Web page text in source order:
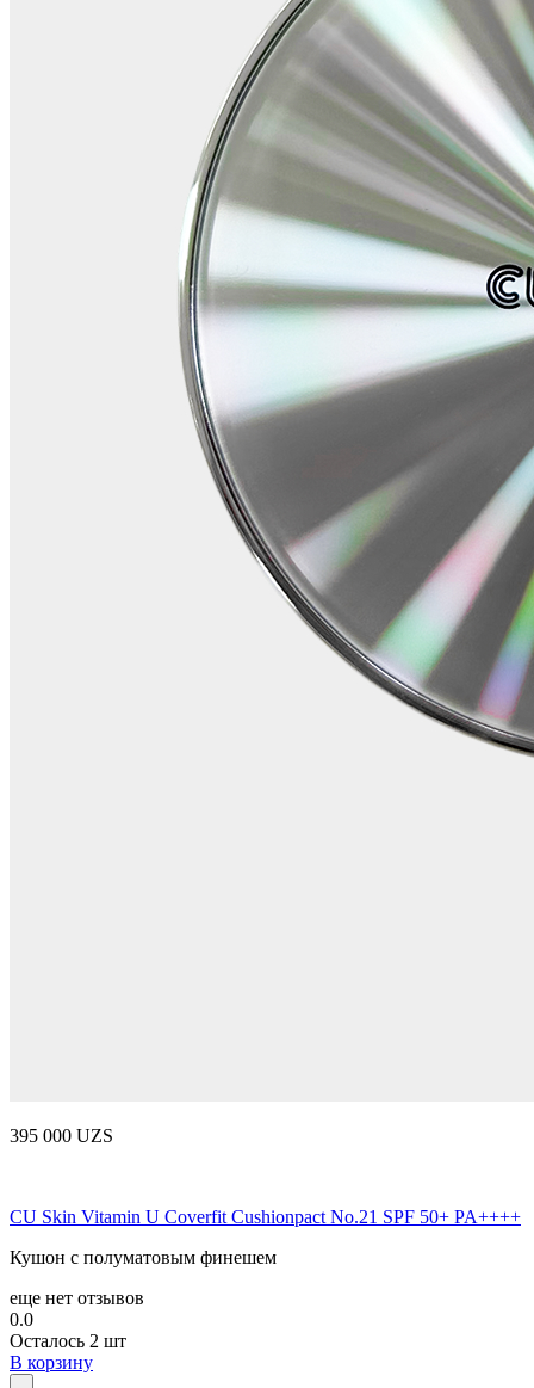
395 000 UZS
CU Skin Vitamin U Coverfit Cushionpact No.21 SPF 50+ PA++++
Кушон с полуматовым финешем
еще нет отзывов
0.0
Осталось 2 шт
В корзину